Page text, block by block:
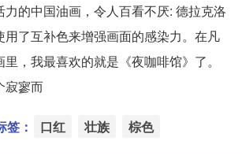
的中国油画，令人百看不厌: 德拉克洛
用了互补色来增强画面的感染力。在凡
，我最喜欢的就是《夜咖啡馆》了。
寂寥而
签： 口红 壮族 棕色